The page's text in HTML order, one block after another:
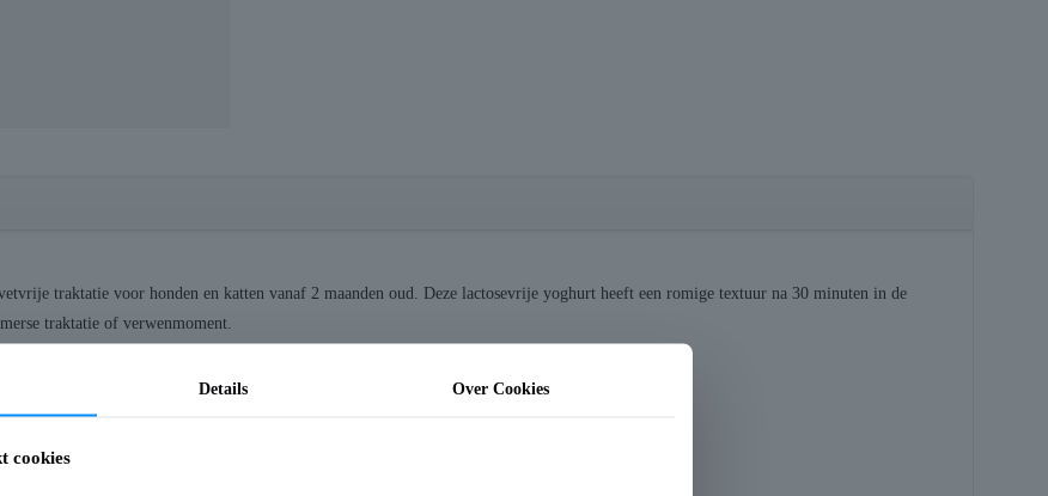
traktatie voor honden en katten vanaf 2 maanden oud. Deze lactosevrije yoghurt heeft een romige textuur na 30 minuten in de
traktatie of verwenmoment.
Details Over Cookies
cookies